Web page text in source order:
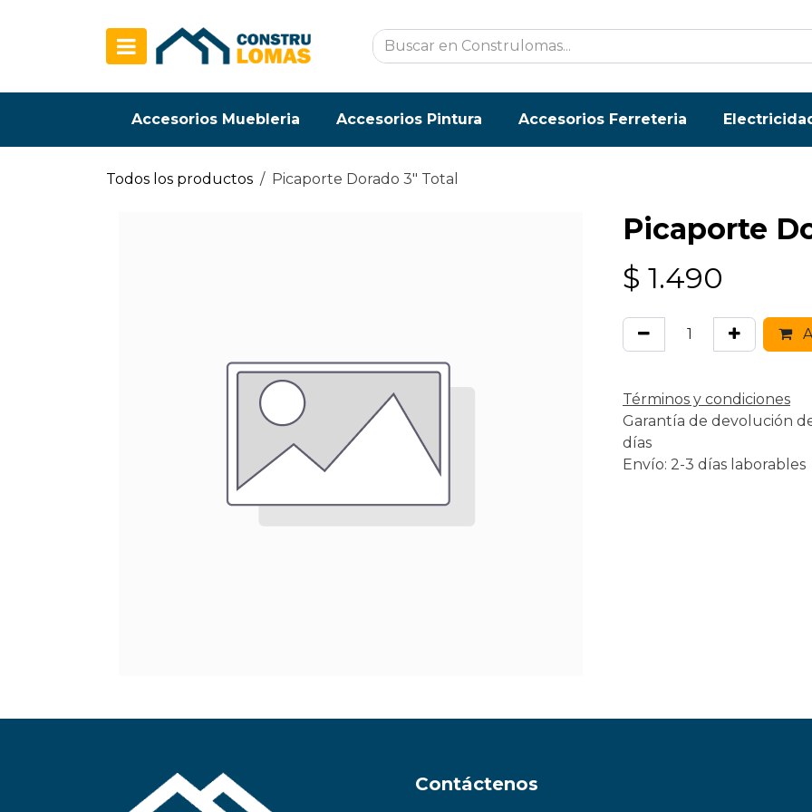
Accesorios Muebleria Accesorios Pintura Accesorios Ferreteria
Todos los productos Picaporte Dorado 3" Total
Picaporte
$ 1.490
Términos y condiciones
Garantía de devolución
días
Envío: 2-3 días laborables
Contáctenos